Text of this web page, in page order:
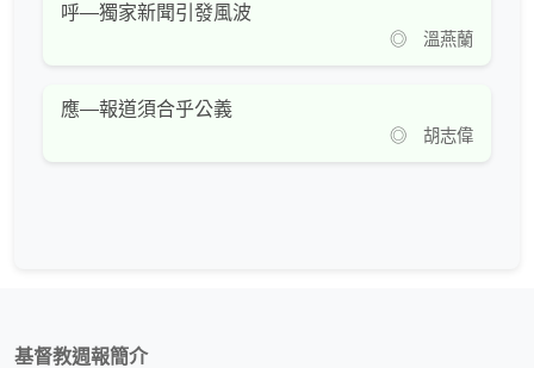
呼—獨家新聞引發風波
◎ 溫燕蘭
應—報道須合乎公義
◎ 胡志偉
基督教週報簡介